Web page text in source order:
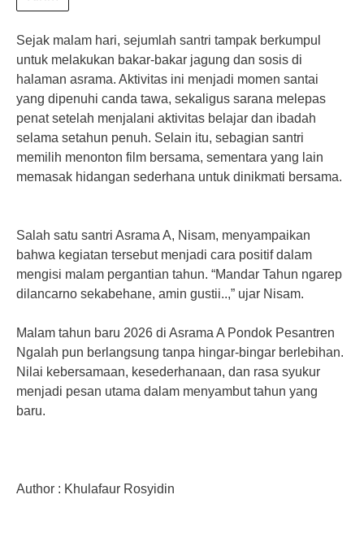
Sejak malam hari, sejumlah santri tampak berkumpul
untuk melakukan bakar-bakar jagung dan sosis di
halaman asrama. Aktivitas ini menjadi momen santai
yang dipenuhi canda tawa, sekaligus sarana melepas
penat setelah menjalani aktivitas belajar dan ibadah
selama setahun penuh. Selain itu, sebagian santri
memilih menonton film bersama, sementara yang lain
memasak hidangan sederhana untuk dinikmati bersama.
Salah satu santri Asrama A, Nisam, menyampaikan
bahwa kegiatan tersebut menjadi cara positif dalam
mengisi malam pergantian tahun. “Mandar Tahun ngarep
dilancarno sekabehane, amin gustii..,” ujar Nisam.
Malam tahun baru 2026 di Asrama A Pondok Pesantren
Ngalah pun berlangsung tanpa hingar-bingar berlebihan.
Nilai kebersamaan, kesederhanaan, dan rasa syukur
menjadi pesan utama dalam menyambut tahun yang
baru.
Author : Khulafaur Rosyidin